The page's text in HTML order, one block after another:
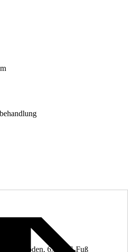
Fachböden, 6x PVC-Fuß